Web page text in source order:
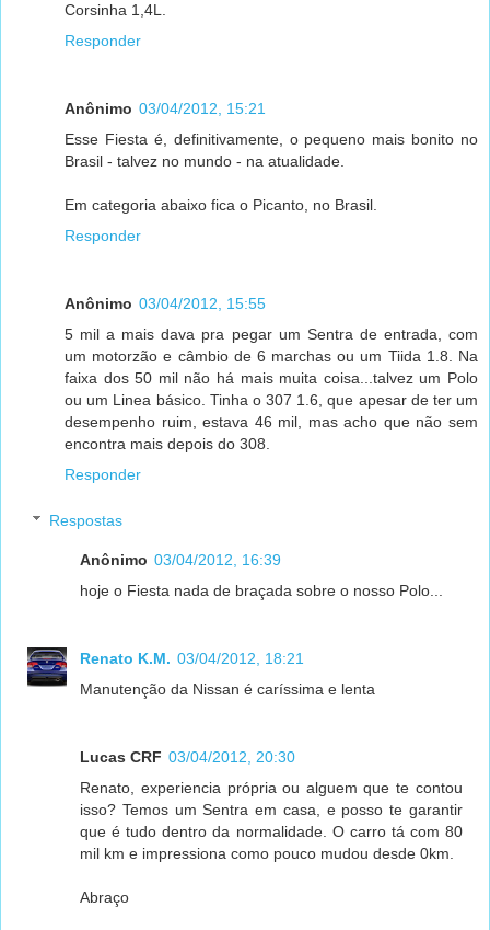
Corsinha 1,4L.
Responder
Anônimo 03/04/2012, 15:21
Esse Fiesta é, definitivamente, o pequeno mais bonito no
Brasil - talvez no mundo - na atualidade.
Em categoria abaixo fica o Picanto, no Brasil.
Responder
Anônimo 03/04/2012, 15:55
5 mil a mais dava pra pegar um Sentra de entrada, com
um motorzão e câmbio de 6 marchas ou um Tiida 1.8. Na
faixa dos 50 mil não há mais muita coisa...talvez um Polo
ou um Linea básico. Tinha o 307 1.6, que apesar de ter um
desempenho ruim, estava 46 mil, mas acho que não sem
encontra mais depois do 308.
Responder
Respostas
Anônimo 03/04/2012, 16:39
hoje o Fiesta nada de braçada sobre o nosso Polo...
Renato K.M. 03/04/2012, 18:21
Manutenção da Nissan é caríssima e lenta
Lucas CRF 03/04/2012, 20:30
Renato, experiencia própria ou alguem que te contou
isso? Temos um Sentra em casa, e posso te garantir
que é tudo dentro da normalidade. O carro tá com 80
mil km e impressiona como pouco mudou desde 0km.
Abraço